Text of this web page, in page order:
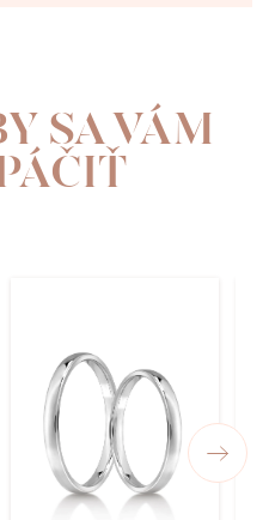
SA VÁM